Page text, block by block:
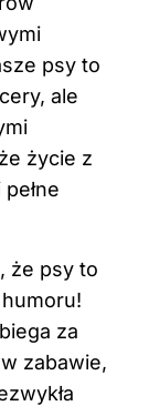
psy to
ale
życie z
że psy to
za
zabawie,